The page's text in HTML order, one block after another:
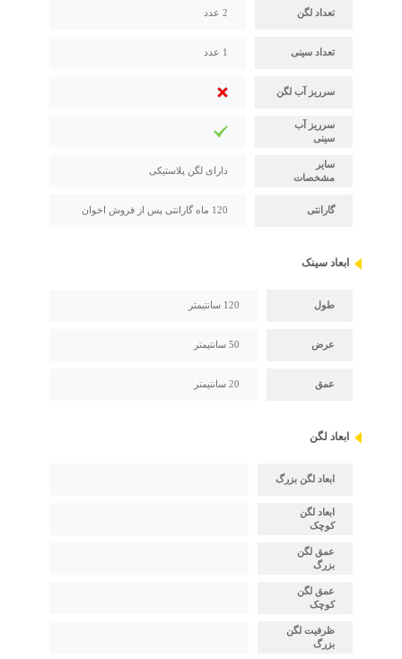
تعداد لگن 2 عدد
تعداد سینی 1 عدد
سرریز آب لگن
سرریز آب
سینی
سایر
مشخصات
دارای لگن پلاستیکی
گارانتی 120 ماه گارانتی پس از فروش اخوان
ابعاد سینک
طول 120 سانتیمتر
عرض 50 سانتیمتر
عمق 20 سانتیمتر
ابعاد لگن
ابعاد لگن بزرگ
ابعاد لگن
کوچک
عمق لگن
بزرگ
عمق لگن
کوچک
ظرفیت لگن
بزرگ